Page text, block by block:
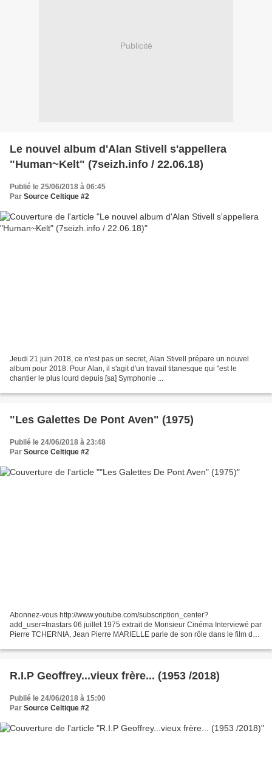
Publicité
Le nouvel album d'Alan Stivell s'appellera
"Human~Kelt" (7seizh.info / 22.06.18)
Publié le 25/06/2018 à 06:45
Par Source Celtique #2
Jeudi 21 juin 2018, ce n'est pas un secret, Alan Stivell prépare un nouvel
album pour 2018. Pour Alan, il s'agit d'un travail titanesque qui "est le
chantier le plus lourd depuis [sa] Symphonie ...
"Les Galettes De Pont Aven" (1975)
Publié le 24/06/2018 à 23:48
Par Source Celtique #2
Abonnez-vous http://www.youtube.com/subscription_center?
add_user=Inastars 06 juillet 1975 extrait de Monsieur Cinéma Interviewé par
Pierre TCHERNIA, Jean Pierre MARIELLE parle de son rôle dans le film de
R.I.P Geoffrey...vieux frère... (1953 /2018)
Publié le 24/06/2018 à 15:00
Par Source Celtique #2